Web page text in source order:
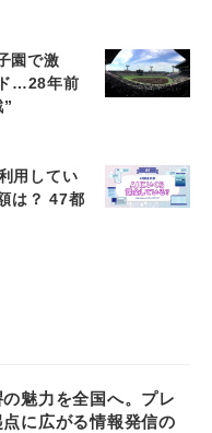
園で激
…28年前
用してい
は？ 47都
魅力を全国へ。プレ
に広がる情報発信の